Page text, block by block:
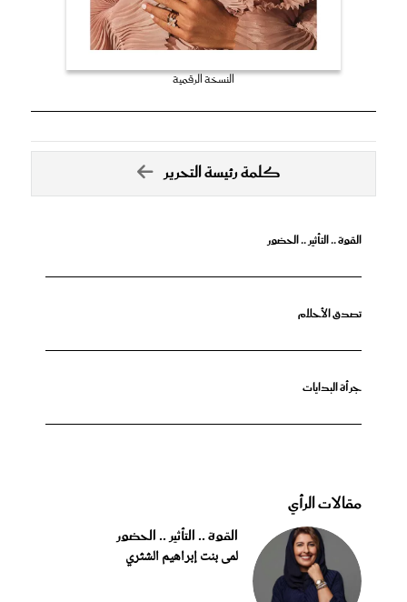
النسخة الرقمية
كلمة رئيسة التحرير
القوة .. التأثير .. الحضور
تصدق الأحلام
جرأة البدايات
مقالات الرأي
القوة .. التأثير .. الحضور
لمى بنت إبراهيم الشثري